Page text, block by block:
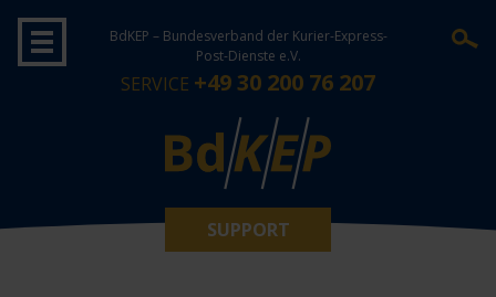
BdKEP – Bundesverband der Kurier-Express-
Post-Dienste e.V.
SERVICE +49 30 200 76 207
SUPPORT